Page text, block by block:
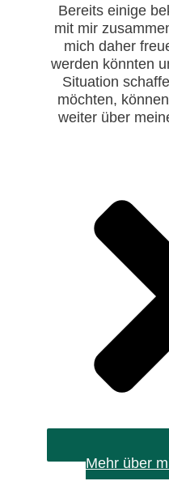
Bereits einige
mit mir
mich daher
werden könnten
Situation
möchten,
weiter über
Mehr über